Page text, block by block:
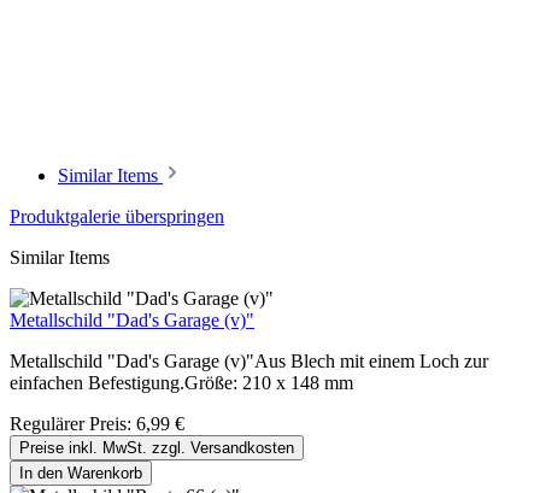
Similar Items
Produktgalerie überspringen
Similar Items
Metallschild "Dad's Garage (v)"
Metallschild "Dad's Garage (v)"Aus Blech mit einem Loch zur
einfachen Befestigung.Größe: 210 x 148 mm
Regulärer Preis: 6,99 €
Preise inkl. MwSt. zzgl. Versandkosten
In den Warenkorb